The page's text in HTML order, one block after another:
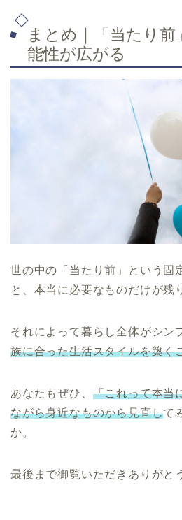
まとめ｜「当たり前
能性が広がる
世の中の「当たり前」という固
と、本当に必要なものだけが残
それによって暮らし全体がシン
族に合った生活スタイルを築く
あなたもぜひ、 「これって本当
ながら身近なものから見直して
か。
最後まで御覧いただきありがと